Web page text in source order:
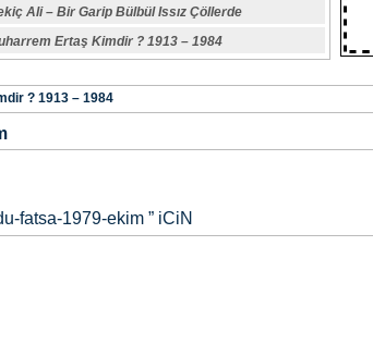
Ali – Bir Garip Bülbül Issız Çöllerde
Ertaş Kimdir ? 1913 – 1984
? 1913 – 1984
fatsa-1979-ekim” iCiN